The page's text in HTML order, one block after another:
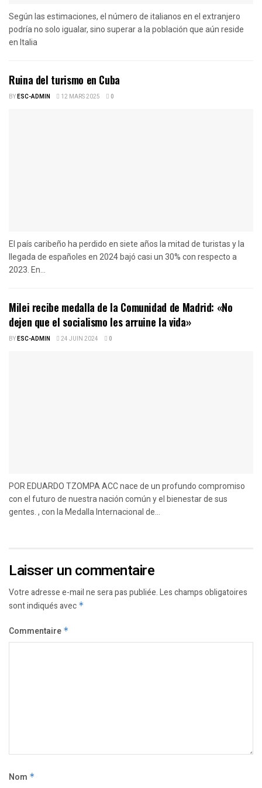
Según las estimaciones, el número de italianos en el extranjero
podría no solo igualar, sino superar a la población que aún reside
en Italia
Ruina del turismo en Cuba
BYESC-ADMIN 12 MARS 2025 0
El país caribeño ha perdido en siete años la mitad de turistas y la
llegada de españoles en 2024 bajó casi un 30% con respecto a
2023. En...
Milei recibe medalla de la Comunidad de Madrid: «No
dejen que el socialismo les arruine la vida»
BYESC-ADMIN 24 JUIN 2024 0
POR EDUARDO TZOMPA ACC nace de un profundo compromiso
con el futuro de nuestra nación común y el bienestar de sus
gentes. , con la Medalla Internacional de...
Laisser un commentaire
Votre adresse e-mail ne sera pas publiée.Les champs obligatoires
sont indiqués avec *
Commentaire *
Nom *